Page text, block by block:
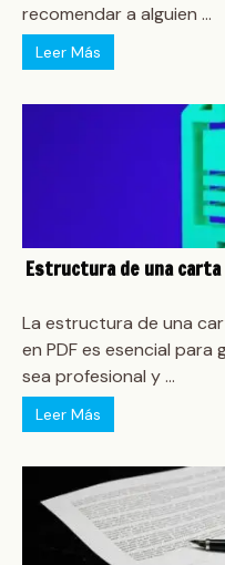
recomendar a alguien ...
Leer Más
Estructura de una
La estructura de una
en PDF es esencial
sea profesional y ...
Leer Más